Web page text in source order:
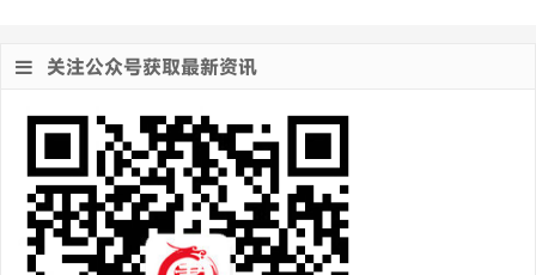
关注公众号获取最新资讯